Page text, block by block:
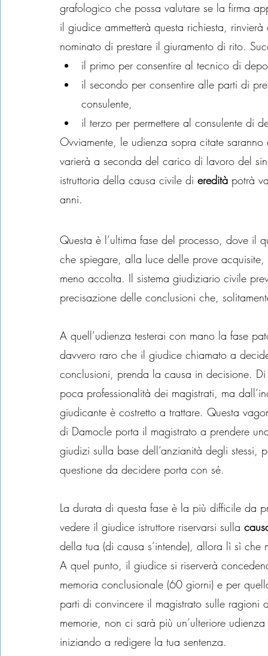
grafologico che possa valutare se la firma
il giudice ammetterà questa richiesta,
nominato di prestare il giuramento di rito.
il primo per consentire al tecnico di
il secondo per consentire alle parti di
consulente,
il terzo per permettere al consulente di
Ovviamente, le udienza sopra citate
varierà a seconda del carico di lavoro del
istruttoria della causa civile di eredità potrà
anni.
Questa è l’ultima fase del processo, dove il
che spiegare, alla luce delle prove
meno accolta. Il sistema giudiziario civile
precisazione delle conclusioni che,
A quell’udienza testerai con mano la fase
davvero raro che il giudice chiamato a
conclusioni, prenda la causa in decisione.
poca professionalità dei magistrati, ma
giudicante è costretto a trattare. Questa
di Damocle porta il magistrato a prendere
giudizi sulla base dell’anzianità degli
questione da decidere porta con sé.
La durata di questa fase è la più difficile da
vedere il giudice istruttore riservarsi sulla
della tua (di causa s’intende), allora lì sì che
A quel punto, il giudice si riserverà
memoria conclusionale (60 giorni) e per
parti di convincere il magistrato sulle
memorie, non ci sarà più un’ulteriore
iniziando a redigere la tua sentenza.